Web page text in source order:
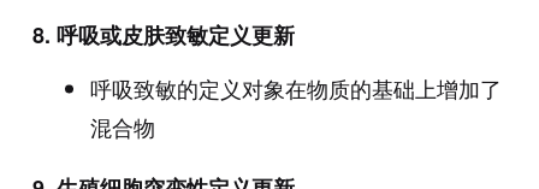
8. 呼吸或皮肤致敏定义更新
呼吸致敏的定义对象在物质的基础上增加了
混合物